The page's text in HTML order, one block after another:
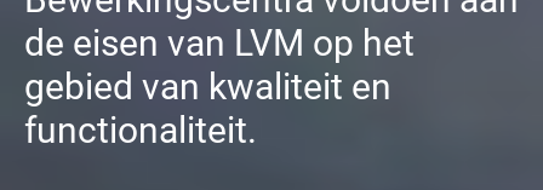
de eisen van LVM op het
gebied van kwaliteit en
functionaliteit.